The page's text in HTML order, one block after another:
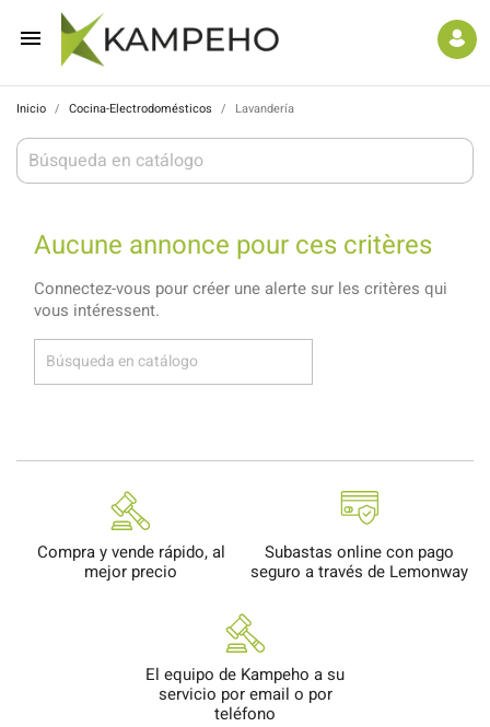

Inicio Cocina-Electrodomésticos Lavandería
Aucune annonce pour ces critères
Connectez-vous pour créer une alerte sur les critères qui
vous intéressent.
Compra y vende rápido, al
mejor precio
Subastas online con pago
seguro a través de Lemonway
El equipo de Kampeho a su
servicio por email o por
teléfono